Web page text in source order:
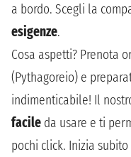
a bordo. Scegli la
esigenze.
Cosa aspetti? Prenota
(Pythagoreio) e
indimenticabile! Il
facile da usare e ti
pochi click. Inizia